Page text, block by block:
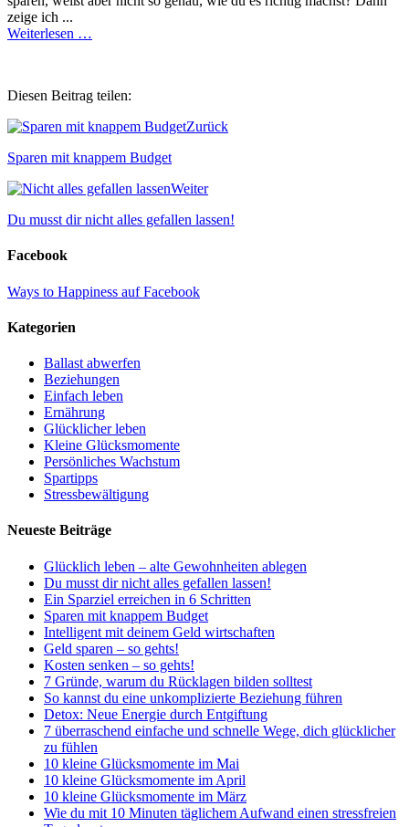
zeige ich ...
Weiterlesen …
Diesen Beitrag teilen:
Zurück
Sparen mit knappem Budget
Weiter
Du musst dir nicht alles gefallen lassen!
Facebook
Ways to Happiness auf Facebook
Kategorien
Ballast abwerfen
Beziehungen
Einfach leben
Ernährung
Glücklicher leben
Kleine Glücksmomente
Persönliches Wachstum
Spartipps
Stressbewältigung
Neueste Beiträge
Glücklich leben – alte Gewohnheiten ablegen
Du musst dir nicht alles gefallen lassen!
Ein Sparziel erreichen in 6 Schritten
Sparen mit knappem Budget
Intelligent mit deinem Geld wirtschaften
Geld sparen – so gehts!
Kosten senken – so gehts!
7 Gründe, warum du Rücklagen bilden solltest
So kannst du eine unkomplizierte Beziehung führen
Detox: Neue Energie durch Entgiftung
7 überraschend einfache und schnelle Wege, dich glücklicher
zu fühlen
10 kleine Glücksmomente im Mai
10 kleine Glücksmomente im April
10 kleine Glücksmomente im März
Wie du mit 10 Minuten täglichem Aufwand einen stressfreien